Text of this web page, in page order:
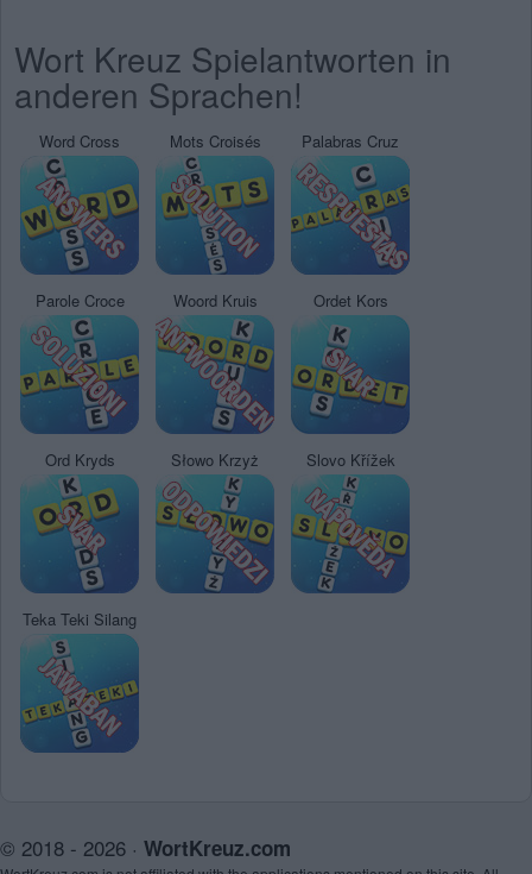
Wort Kreuz Spielantworten in
anderen Sprachen!
Word Cross Mots Croisés Palabras Cruz
Parole Croce Woord Kruis Ordet Kors
Ord Kryds Słowo Krzyż Slovo Křížek
Teka Teki Silang
© 2018 - 2026 · WortKreuz.com